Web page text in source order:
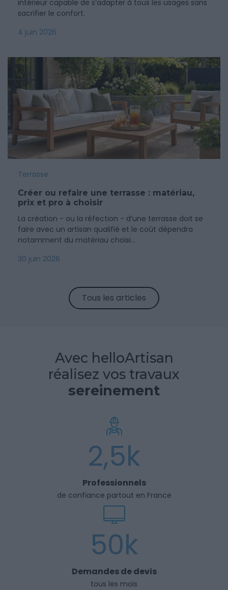
intérieur capable de s’adapter à tous les usages sans
sacrifier le confort.
4 juin 2026
Terrasse
Créer ou refaire une terrasse : matériau,
prix et pro à choisir
La création - ou la réfection - d’une terrasse doit se
faire avec un artisan qualifié et le coût dépendra
notamment du matériau choisi...
30 juin 2026
Tous les articles
Avec helloArtisan
réalisez vos travaux
sereinement
2,5k
Professionnels
de confiance partout en France
50k
Demandes de devis
tous les mois